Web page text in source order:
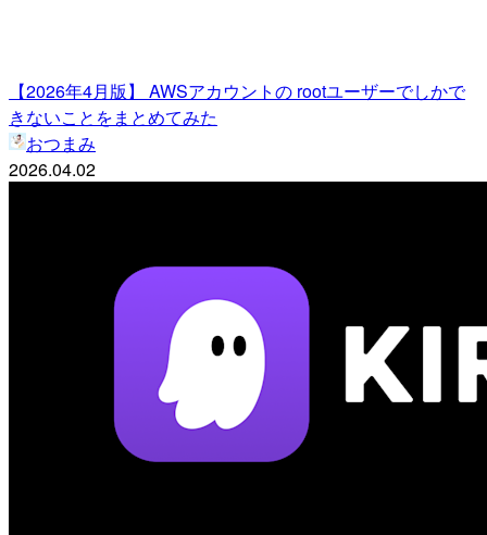
【2026年4月版】 AWSアカウントの rootユーザーでしかで
きないことをまとめてみた
おつまみ
2026.04.02